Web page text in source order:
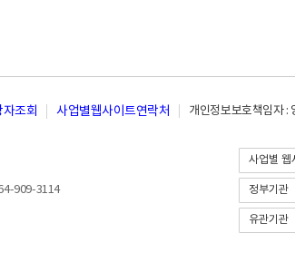
조회 사업별웹사이트연락처 개인정보보호책임자 :
909-3114